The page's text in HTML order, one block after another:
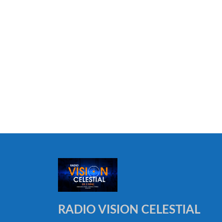
RADIO VISION CELESTIAL